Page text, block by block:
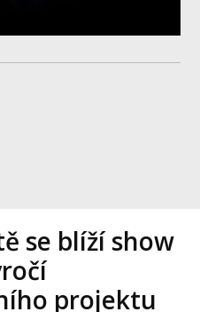
se blíží show
projektu